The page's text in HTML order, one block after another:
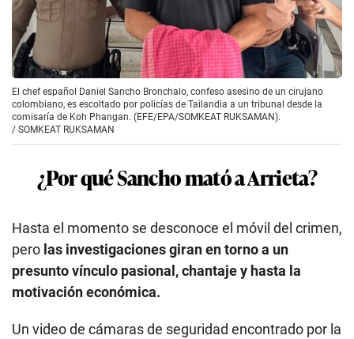
El chef español Daniel Sancho Bronchalo, confeso asesino de un cirujano
colombiano, es escoltado por policías de Tailandia a un tribunal desde la
comisaría de Koh Phangan. (EFE/EPA/SOMKEAT RUKSAMAN).
/ SOMKEAT RUKSAMAN
¿Por qué Sancho mató a Arrieta?
Hasta el momento se desconoce el móvil del crimen,
pero las investigaciones giran en torno a un
presunto vínculo pasional, chantaje y hasta la
motivación económica.
Un video de cámaras de seguridad encontrado por la